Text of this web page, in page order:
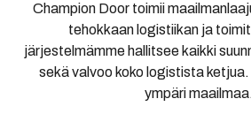
Champion Door toimii
tehokkaan logistiikan ja
järjestelmämme hallitsee kaikki
sekä valvoo koko logistista
ympäri maailmaa.